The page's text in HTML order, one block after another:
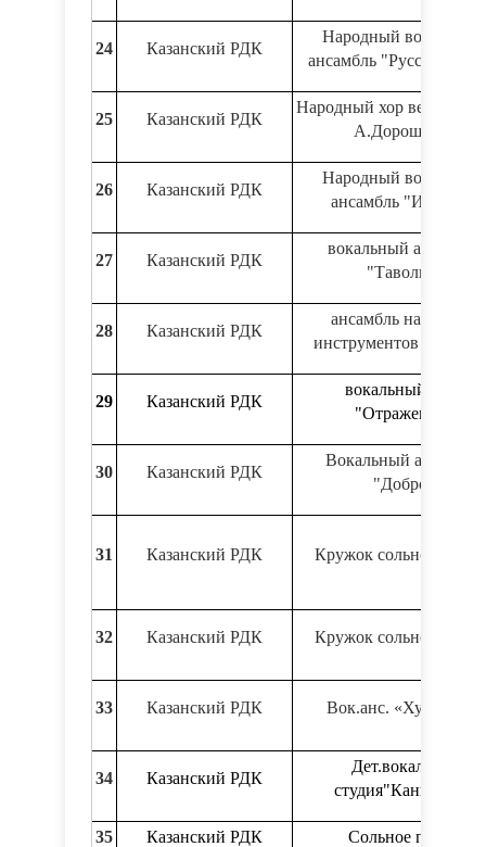
24 Казанский РДК
Народный вокальный
ансамбль "Русская
25 Казанский РДК
Народный хор
А.Дорошенко
26 Казанский РДК
Народный вокальный
ансамбль "Ивушка"
27 Казанский РДК
вокальный ансамбль
"Таволга"
28 Казанский РДК
ансамбль народных
инструментов
29 Казанский РДК
вокальный дуэт
"Отражение"
30 Казанский РДК
Вокальный ансамбль
"Добро"
31 Казанский РДК Кружок сольного
32 Казанский РДК Кружок сольного
33 Казанский РДК Вок.анс. «Хуторяне»
34 Казанский РДК
Дет.вокальная
студия"Каникулы"
35 Казанский РДК Сольное пение